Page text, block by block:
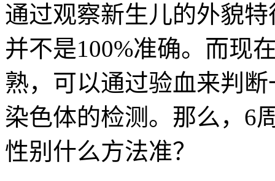
通过观察新生儿的外貌
并不是100%准确。而现
熟，可以通过验血来判
染色体的检测。那么，6
性别什么方法准？